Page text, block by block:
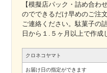
【模擬店パック・詰め合わ
のでできるだけ早めのご注
ご連絡ください。駄菓子の
日から１.５ヶ月以上で作成
クロネコヤマト
お届け日の指定ができます